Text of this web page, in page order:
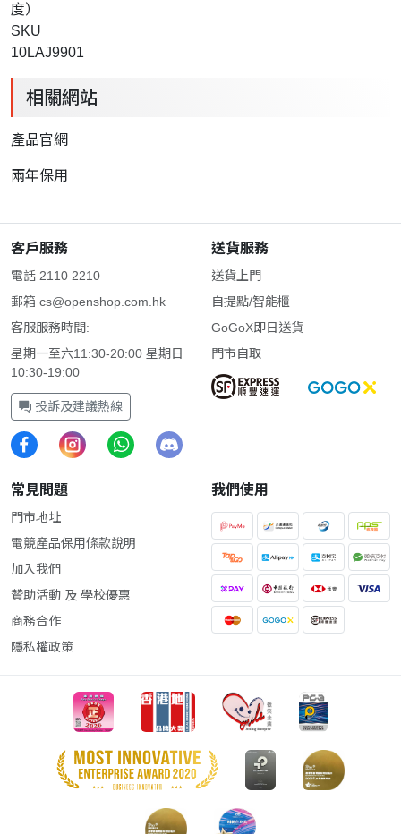
度）
SKU
10LAJ9901
相關網站
產品官網
兩年保用
客戶服務
電話 2110 2210
郵箱 cs@openshop.com.hk
客服服務時間:
星期一至六11:30-20:00 星期日
10:30-19:00
投訴及建議熱線
送貨服務
送貨上門
自提點/智能櫃
GoGoX即日送貨
門市自取
常見問題
門市地址
電競產品保用條款說明
加入我們
贊助活動 及 學校優惠
商務合作
隱私權政策
我們使用